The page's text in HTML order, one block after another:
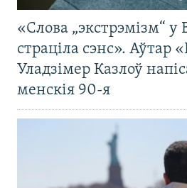
«Слова „экстрэмізм“ у
страціла сэнс». Аўтар
Уладзімер Казлоў
менскія 90-я